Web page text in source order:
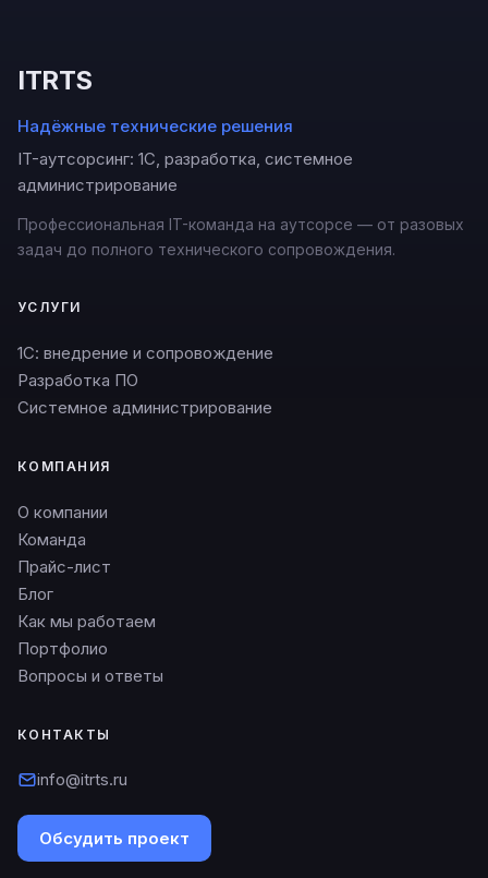
ITRTS
Надёжные технические решения
IT-аутсорсинг: 1С, разработка, системное
администрирование
Профессиональная IT-команда на аутсорсе — от разовых
задач до полного технического сопровождения.
УСЛУГИ
1С: внедрение и сопровождение
Разработка ПО
Системное администрирование
КОМПАНИЯ
О компании
Команда
Прайс-лист
Блог
Как мы работаем
Портфолио
Вопросы и ответы
КОНТАКТЫ
info@itrts.ru
Обсудить проект